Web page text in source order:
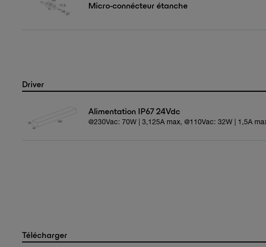
Micro-connécteur étanche
Driver
Alimentation IP67 24Vdc
@230Vac: 70W | 3,125A max, @110Vac: 32W | 1,5A
Télécharger